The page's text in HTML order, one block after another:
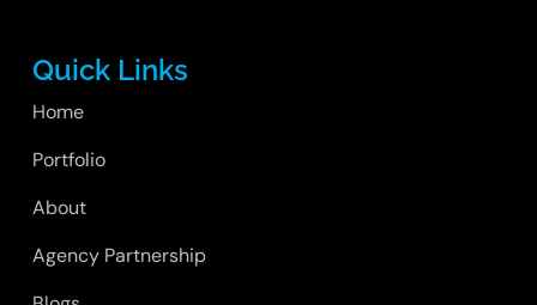
Quick Links
Home
Portfolio
About
Agency Partnership